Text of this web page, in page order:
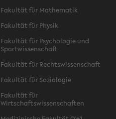
Fakultät für Mathematik
Fakultät für Physik
Fakultät für Psychologie und
Sportwissenschaft
Fakultät für Rechtswissenschaft
Fakultät für Soziologie
Fakultät für
Wirtschaftswissenschaften